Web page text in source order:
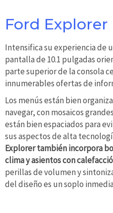
Ford Explorer
Intensifica su experiencia de
pantalla de 10.1 pulgadas
parte superior de la consola
innumerables ofertas de
Los menús están bien
navegar, con mosaicos
están bien espaciados para
sus aspectos de alta
Explorer también incorpora
clima y asientos con
perillas de volumen y
del diseño es un soplo